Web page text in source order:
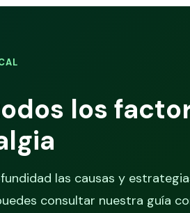
los
las causas y
consultar nuestra guía